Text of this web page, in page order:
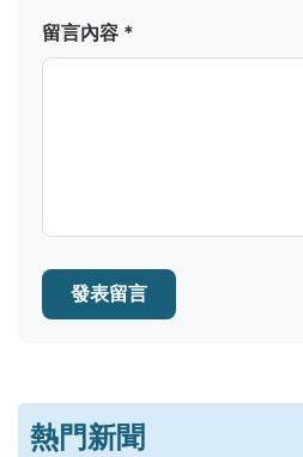
留言內容 *
發表留言
熱門新聞